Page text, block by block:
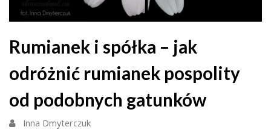
Rumianek i spółka – jak
odróżnić rumianek pospolity
od podobnych gatunków
Inna Dmyterczuk